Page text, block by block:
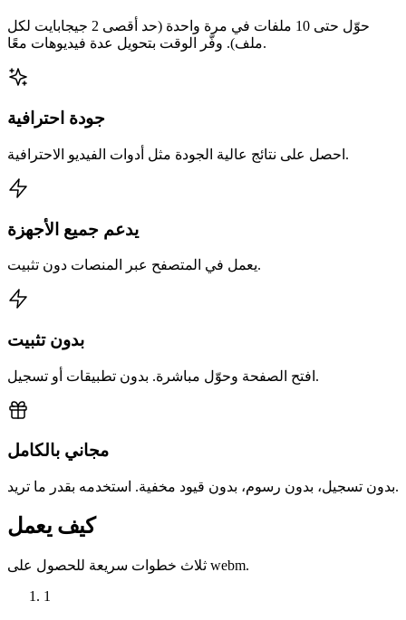
حوّل حتى 10 ملفات في مرة واحدة (حد أقصى 2 جيجابايت لكل
ملف). وفّر الوقت بتحويل عدة فيديوهات معًا.
جودة احترافية
احصل على نتائج عالية الجودة مثل أدوات الفيديو الاحترافية.
يدعم جميع الأجهزة
يعمل في المتصفح عبر المنصات دون تثبيت.
بدون تثبيت
افتح الصفحة وحوّل مباشرة. بدون تطبيقات أو تسجيل.
مجاني بالكامل
بدون تسجيل، بدون رسوم، بدون قيود مخفية. استخدمه بقدر ما تريد.
كيف يعمل
ثلاث خطوات سريعة للحصول على webm.
1